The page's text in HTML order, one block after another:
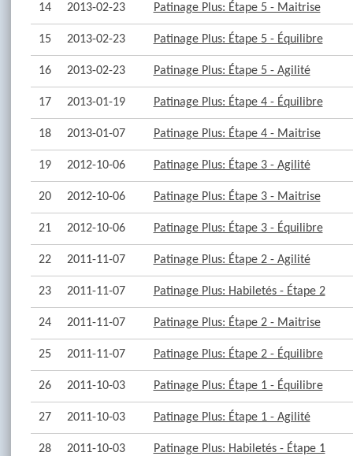
14 2013-02-23 Patinage Plus: Étape 5 - Maitrise
15 2013-02-23 Patinage Plus: Étape 5 - Équilibre
16 2013-02-23 Patinage Plus: Étape 5 - Agilité
17 2013-01-19 Patinage Plus: Étape 4 - Équilibre
18 2013-01-07 Patinage Plus: Étape 4 - Maitrise
19 2012-10-06 Patinage Plus: Étape 3 - Agilité
20 2012-10-06 Patinage Plus: Étape 3 - Maitrise
21 2012-10-06 Patinage Plus: Étape 3 - Équilibre
22 2011-11-07 Patinage Plus: Étape 2 - Agilité
23 2011-11-07 Patinage Plus: Habiletés - Étape 2
24 2011-11-07 Patinage Plus: Étape 2 - Maitrise
25 2011-11-07 Patinage Plus: Étape 2 - Équilibre
26 2011-10-03 Patinage Plus: Étape 1 - Équilibre
27 2011-10-03 Patinage Plus: Étape 1 - Agilité
28 2011-10-03 Patinage Plus: Habiletés - Étape 1